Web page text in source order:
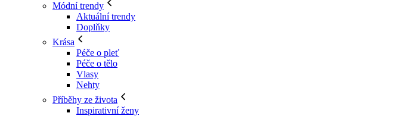
Módní trendy
Aktuální trendy
Doplňky
Krása
Péče o pleť
Péče o tělo
Vlasy
Nehty
Příběhy ze života
Inspirativní ženy